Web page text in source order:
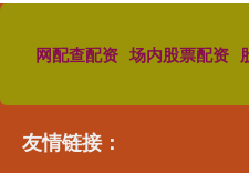
网配查配资 场内股票配资
友情链接：